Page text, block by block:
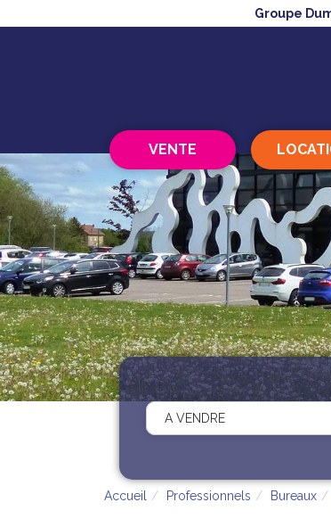
Groupe
VENTE
A VENDRE
Accueil Professionnels Bureaux